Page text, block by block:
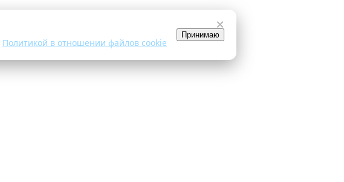
×
Политикой в отношении файлов cookie
Принимаю